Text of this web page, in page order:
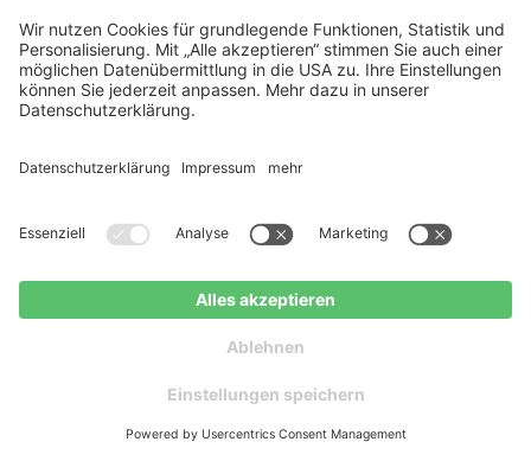
technische
Daten,
Nutzungsdaten
Interessen des
Marketing, inkl. einer
Benachrichtigung
über ähnliche
Waren oder
Art. 6 Abs. 1 S. 1
lit. a. DSGVO
Wir geben Ihre Daten grundsätzlich nur an
Dritte weiter, wenn wir Sie dem zugestimmt
haben (oder eine sonstige gesetzliche
Grundlage vorliegt).